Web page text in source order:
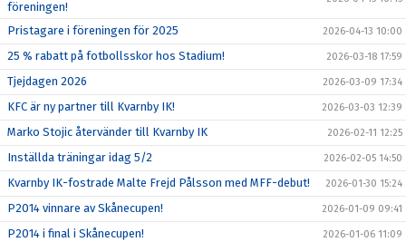
föreningen!
Pristagare i föreningen för 2025 2026-04-13 10:00
25 % rabatt på fotbollsskor hos Stadium! 2026-03-18 17:59
Tjejdagen 2026 2026-03-09 17:34
KFC är ny partner till Kvarnby IK! 2026-03-03 12:39
Marko Stojic återvänder till Kvarnby IK 2026-02-11 12:25
Inställda träningar idag 5/2 2026-02-05 14:50
Kvarnby IK-fostrade Malte Frejd Pålsson med MFF-debut! 2026-01-30 15:24
P2014 vinnare av Skånecupen! 2026-01-09 09:41
P2014 i final i Skånecupen! 2026-01-06 11:09